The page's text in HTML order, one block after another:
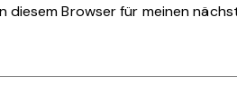
diesem Browser für meinen